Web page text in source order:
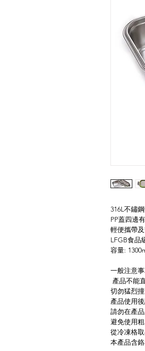
316L不鏽
PP蓋四邊
輕便攜帶
容量:
一
產品
切勿猛烈
產品使用
請勿在
避免使用
從冷凍格
本產品含鉻